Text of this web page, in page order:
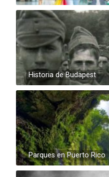
Historia de Budapest
Parques en Puerto Rico